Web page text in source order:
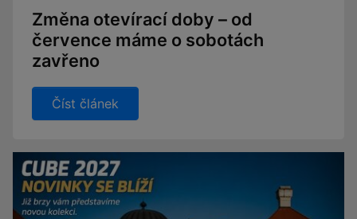
Změna otevírací doby – od
července máme o sobotách
zavřeno
Číst článek